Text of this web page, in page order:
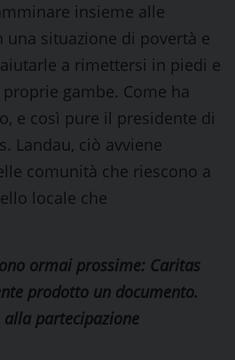
insieme alle
una situazione di povertà e
a rimettersi in piedi e
gambe. Come ha
e così pure il presidente di
Landau, ciò avviene
comunità che riescono a
locale che
ormai prossime: Caritas
prodotto un documento.
alla partecipazione